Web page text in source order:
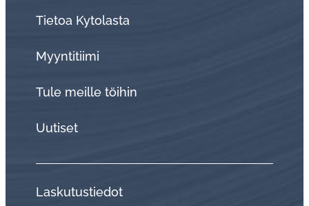
Tietoa Kytolasta
Myyntitiimi
Tule meille töihin
Uutiset
Laskutustiedot